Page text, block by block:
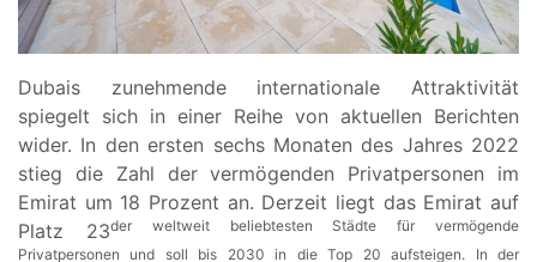
Dubais zunehmende internationale Attraktivität
spiegelt sich in einer Reihe von aktuellen Berichten
wider. In den ersten sechs Monaten des Jahres 2022
stieg die Zahl der vermögenden Privatpersonen im
Emirat um 18 Prozent an. Derzeit liegt das Emirat auf
Platz 23der weltweit beliebtesten Städte für vermögende
Privatpersonen und soll bis 2030 in die Top 20 aufsteigen. In der